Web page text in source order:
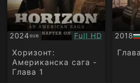
2024SUB
Субтитри Качество:
Full HD
Хоризонт:
Американска сага -
Глава 1
2018
БГ
аудио